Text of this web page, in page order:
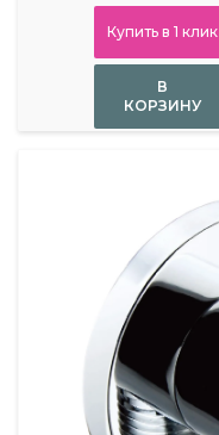
Купить в 1 клик
В
КОРЗИНУ